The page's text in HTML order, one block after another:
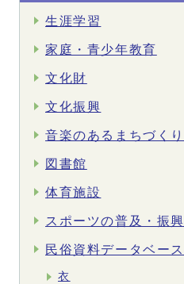
生涯学習
家庭・青少年教育
文化財
文化振興
音楽のあるまちづくり
図書館
体育施設
スポーツの普及・振興
民俗資料データベース
衣